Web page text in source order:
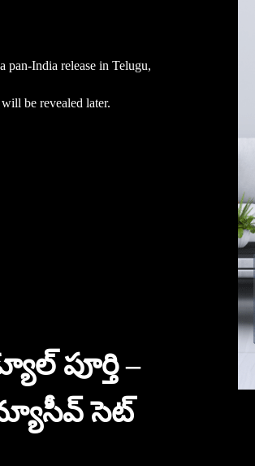
pan-India release in Telugu,
be revealed later.
పూర్తి –
మ్యాసీవ్ సెట్